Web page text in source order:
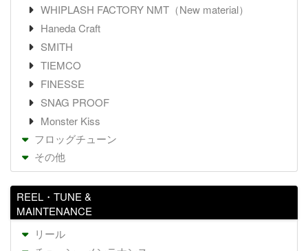
WHIPLASH FACTORY NMT（New material）
Haneda Craft
SMITH
TIEMCO
FINESSE
SNAG PROOF
Monster Kiss
フロッグチューン
その他
REEL・TUNE &
MAINTENANCE
リール